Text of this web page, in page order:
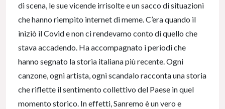
di scena, le sue vicende irrisolte e un sacco di situazioni
che hanno riempito internet di meme. C’era quando il
iniziò il Covid e non ci rendevamo conto di quello che
stava accadendo. Ha accompagnato i periodi che
hanno segnato la storia italiana più recente. Ogni
canzone, ogni artista, ogni scandalo racconta una storia
che riflette il sentimento collettivo del Paese in quel
momento storico. In effetti, Sanremo è un vero e